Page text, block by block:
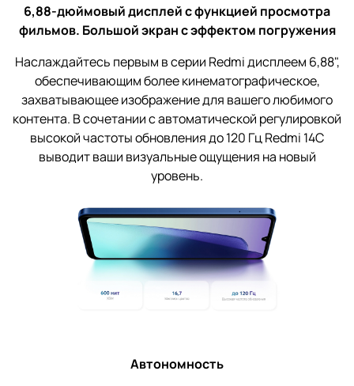
6,88-дюймовый дисплей с функцией просмотра
фильмов. Большой экран с эффектом погружения
Наслаждайтесь первым в серии Redmi дисплеем 6,88",
обеспечивающим более кинематографическое,
захватывающее изображение для вашего любимого
контента. В сочетании с автоматической регулировкой
высокой частоты обновления до 120 Гц Redmi 14C
выводит ваши визуальные ощущения на новый
уровень.
Автономность